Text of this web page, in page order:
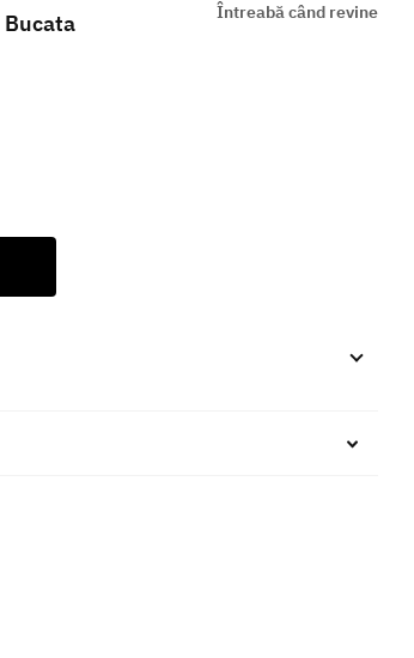
Întreabă când revine